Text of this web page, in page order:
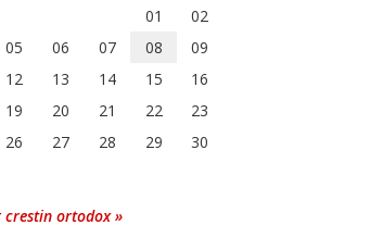
01
02
05 06 07 08
09
12 13 14 15
16
19 20 21 22
23
26 27 28 29
30
crestin ortodox »